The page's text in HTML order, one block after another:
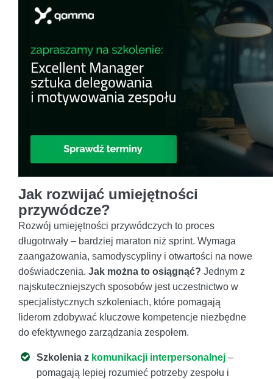
Jak rozwijać umiejętności
przywódcze?
Rozwój umiejętności przywódczych to proces
długotrwały – bardziej maraton niż sprint. Wymaga
zaangażowania, samodyscypliny i otwartości na nowe
doświadczenia. Jak można to osiągnąć? Jednym z
najskuteczniejszych sposobów jest uczestnictwo w
specjalistycznych szkoleniach, które pomagają
liderom zdobywać kluczowe kompetencje niezbędne
do efektywnego zarządzania zespołem.
Szkolenia z komunikacji interpersonalnej –
pomagają lepiej rozumieć potrzeby zespołu i